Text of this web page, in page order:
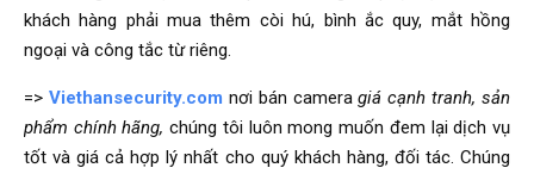
khách hàng phải mua thêm còi hú, bình ắc quy, mắt hồng
ngoại và công tắc từ riêng.
=> Viethansecurity.com nơi bán cameragiá cạnh tranh, sản
phẩm chính hãng, chúng tôi luôn mong muốn đem lại dịch vụ
tốt và giá cả hợp lý nhất cho quý khách hàng, đối tác. Chúng